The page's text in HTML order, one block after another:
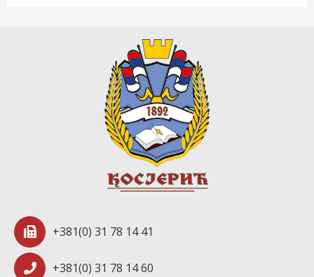
+381(0) 31 78 14 41
+381(0) 31 78 14 60